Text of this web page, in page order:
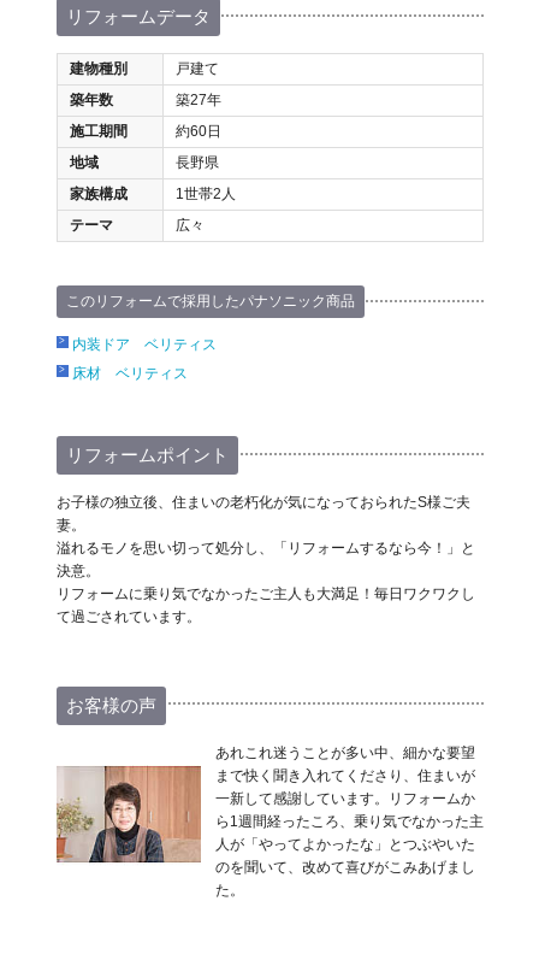
リフォームデータ
建物種別
戸建て
築年数
築27年
施工期間
約60日
地域
長野県
家族構成
1世帯2人
テーマ
広々
このリフォームで採用したパナソニック商品
内装ドア ベリティス
床材 ベリティス
リフォームポイント
お子様の独立後、住まいの老朽化が気になっておられたS様ご夫
妻。
溢れるモノを思い切って処分し、「リフォームするなら今！」と
決意。
リフォームに乗り気でなかったご主人も大満足！毎日ワクワクし
て過ごされています。
お客様の声
あれこれ迷うことが多い中、細かな要望
まで快く聞き入れてくださり、住まいが
一新して感謝しています。リフォームか
ら1週間経ったころ、乗り気でなかった主
人が「やってよかったな」とつぶやいた
のを聞いて、改めて喜びがこみあげまし
た。